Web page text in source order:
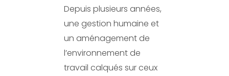
Depuis plusieurs années,
une gestion humaine et
un aménagement de
l’environnement de
travail calqués sur ceux